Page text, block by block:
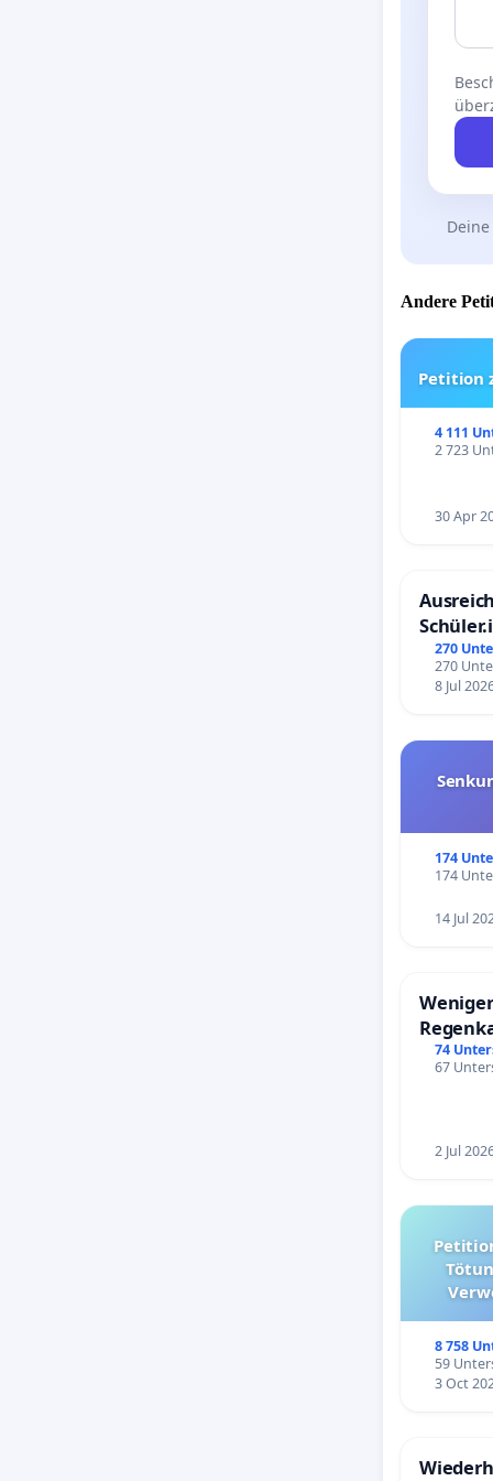
Andere
Petition
4 111
2 723
30 Apr
270
270
8 Jul
174
174
14 Jul
74
67
2 Jul
Petition für die
8 758
59
3 Oct